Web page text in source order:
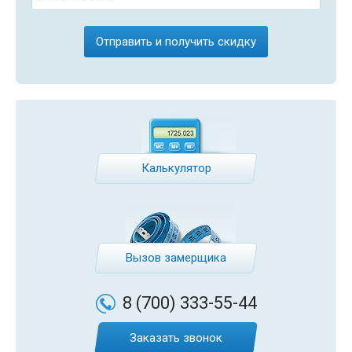
Калькулятор
Вызов замерщика
8 (700) 333-55-44
Заказать звонок